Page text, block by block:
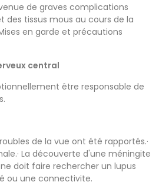
de graves complications
tissus mous au cours de la
en garde et précautions
central
être responsable de
de la vue ont été rapportés.·
La découverte d'une méningite
doit faire rechercher un lupus
ou une connectivite.